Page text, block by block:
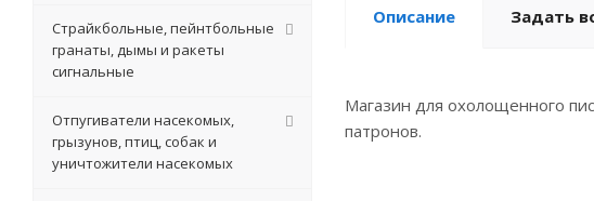
Описание Задать
Магазин для охолощенного
патронов.
Страйкбольные, пейнтбольные
гранаты, дымы и ракеты
сигнальные
Отпугиватели насекомых,
грызунов, птиц, собак и
уничтожители насекомых